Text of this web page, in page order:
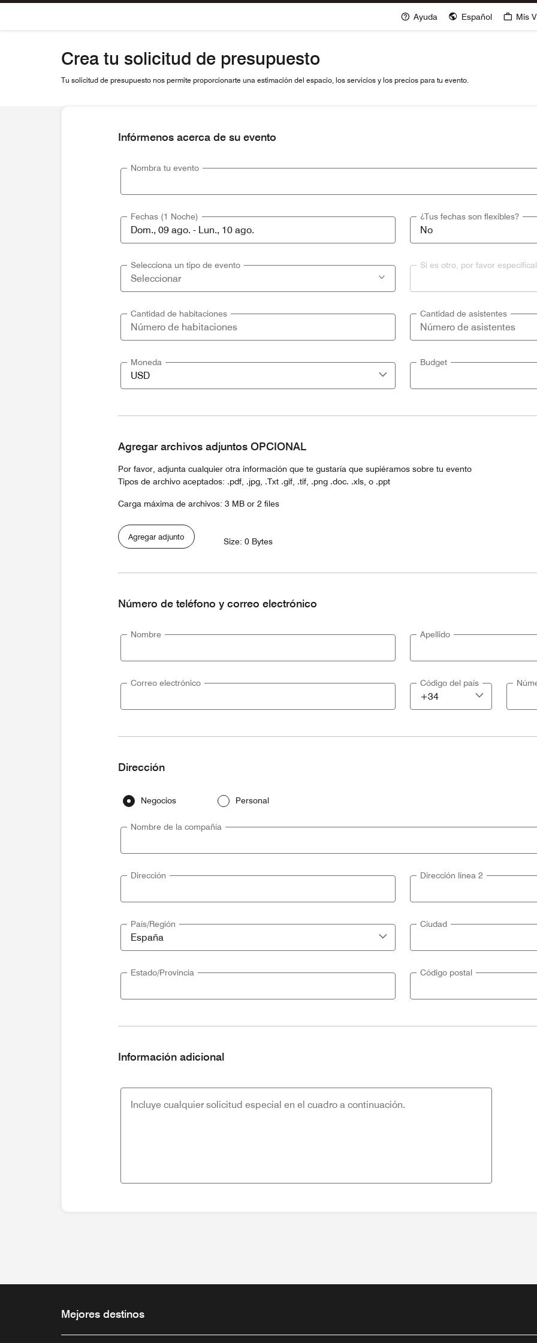
Skip To Content
Ayuda Español Mis
Crea tu solicitud de presupuesto
Tu solicitud de presupuesto nos permite proporcionarte una estimación del espacio, los servicios y los precios para tu evento.
Infórmenos acerca de su evento
Nombra tu evento
Fechas (1 Noche) ¿Tus fechas son flexibles?
Selecciona un tipo de evento Si es otro, por favor
Cantidad de habitaciones Cantidad de asistentes
Moneda Budget
Agregar archivos adjuntos OPCIONAL
Por favor, adjunta cualquier otra información que te gustaría que supiéramos sobre tu evento
Tipos de archivo aceptados: .pdf, .jpg, .Txt .gif, .tif, .png .doc. .xls, o .ppt
Carga máxima de archivos: 3 MB or 2 files
Agregar adjunto Size: 0 Bytes
Número de teléfono y correo electrónico
Nombre Apellido
Correo electrónico Código del país
Dirección
Negocios Personal
Nombre de la compañía
Dirección Dirección línea 2
País/Región Ciudad
Estado/Provincia Código postal
Información adicional
Mejores destinos